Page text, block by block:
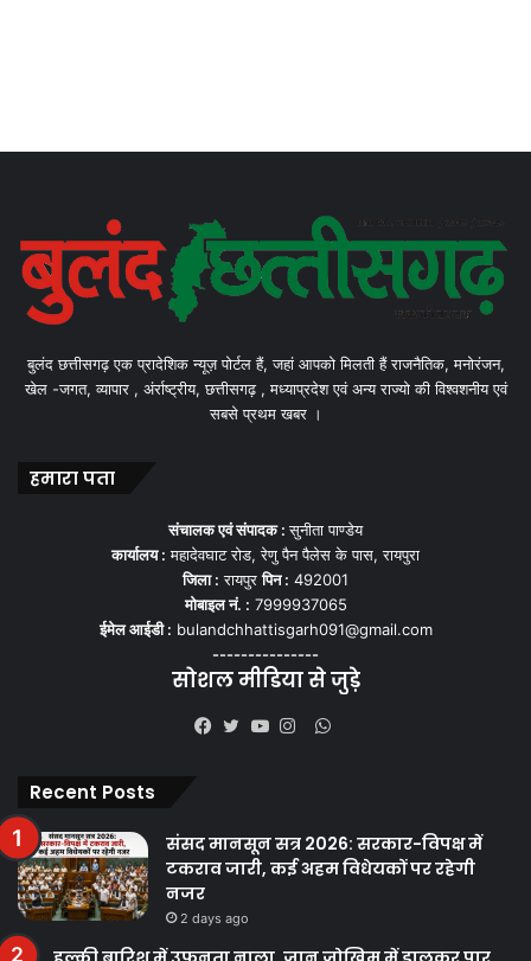
बुलंद छत्तीसगढ़ एक प्रादेशिक न्यूज़ पोर्टल हैं, जहां आपको मिलती हैं राजनैतिक, मनोरंजन,
खेल -जगत, व्यापार , अंर्राष्ट्रीय, छत्तीसगढ़ , मध्याप्रदेश एवं अन्य राज्यो की विश्वशनीय एवं
सबसे प्रथम खबर ।
हमारा पता
संचालक एवं संपादक :सुनीता पाण्डेय
कार्यालय : महादेवघाट रोड, रेणु पैन पैलेस के पास, रायपुरा
जिला : रायपुरपिन : 492001
मोबाइल नं. : 7999937065
ईमेल आईडी : bulandchhattisgarh091@gmail.com
---------------
सोशल मीडिया से जुड़े
WhatsApp
Recent Posts
संसद मानसून सत्र 2026: सरकार-विपक्ष में
टकराव जारी, कई अहम विधेयकों पर रहेगी
नजर
2 days ago